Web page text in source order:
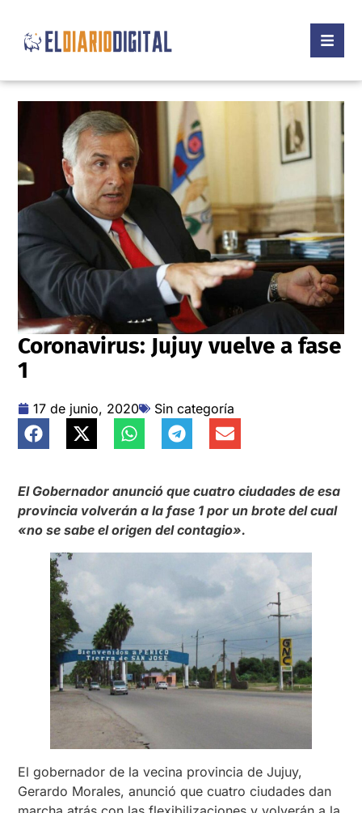
Coronavirus: Jujuy vuelve a fase
1
17 de junio, 2020 Sin categoría
El Gobernador anunció que cuatro ciudades de esa
provincia volverán a la fase 1 por un brote del cual
«no se sabe el origen del contagio».
El gobernador de la vecina provincia de Jujuy,
Gerardo Morales, anunció que cuatro ciudades dan